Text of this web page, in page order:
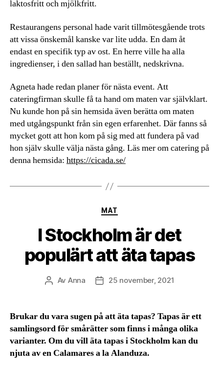
laktosfritt och mjölkfritt.
Restaurangens personal hade varit tillmötesgående trots
att vissa önskemål kanske var lite udda. En dam åt
endast en specifik typ av ost. En herre ville ha alla
ingredienser, i den sallad han beställt, nedskrivna.
Agneta hade redan planer för nästa event. Att
cateringfirman skulle få ta hand om maten var självklart.
Nu kunde hon på sin hemsida även berätta om maten
med utgångspunkt från sin egen erfarenhet. Där fanns så
mycket gott att hon kom på sig med att fundera på vad
hon själv skulle välja nästa gång. Läs mer om catering på
denna hemsida: https://cicada.se/
Kategorier
MAT
I Stockholm är det
populärt att äta tapas
Inläggsförfattare
Av Anna Inläggsdatum
25 november, 2021
Brukar du vara sugen på att äta tapas? Tapas är ett
samlingsord för smårätter som finns i många olika
varianter. Om du vill äta tapas i Stockholm kan du
njuta av en Calamares a la Alanduza.